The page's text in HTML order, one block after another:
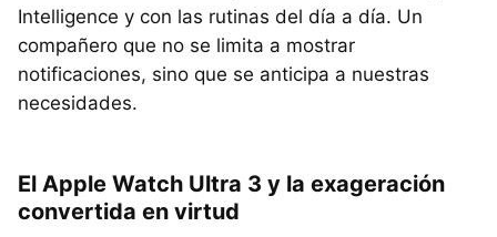
Intelligence y con las rutinas del día a día. Un
compañero que no se limita a mostrar
notificaciones, sino que se anticipa a nuestras
necesidades.
El Apple Watch Ultra 3 y la exageración
convertida en virtud